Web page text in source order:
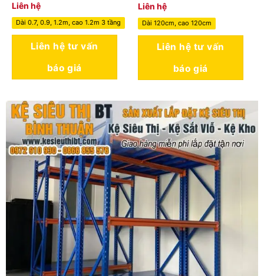
Liên hệ
Dài 0.7, 0.9, 1.2m, cao 1.2m 3 tầng
Liên hệ tư vấn
báo giá
Liên hệ
Dài 120cm, cao 120cm
Liên hệ tư vấn
báo giá